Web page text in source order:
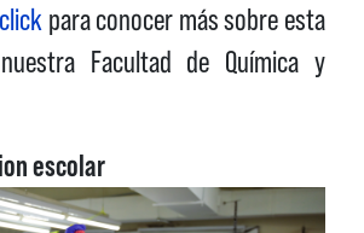
para conocer más sobre esta
Facultad de Química y
escolar